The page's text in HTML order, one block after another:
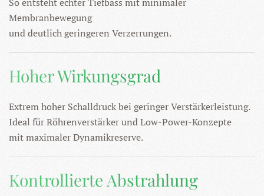
Membranbewegung
und deutlich geringeren Verzerrungen.
Hoher Wirkungsgrad
Extrem hoher Schalldruck bei geringer Verstärkerleistung.
Ideal für Röhrenverstärker und Low-Power-Konzepte
mit maximaler Dynamikreserve.
Kontrollierte Abstrahlung